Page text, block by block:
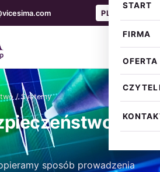
PL
START
FIRMA
OFERTA
/ Systemy
/
sposób prowadzenia